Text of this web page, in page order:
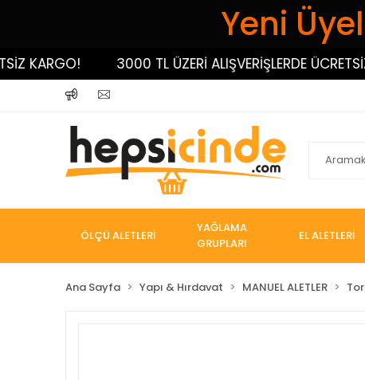
Yeni
3000 TL ÜZERİ ALIŞVERİŞLERDE ÜCRETSİZ
ÖLÇÜ ALETLERİ
YAĞLAMA
GRUPLARI
EL ALETLERİ
Ana Sayfa Yapı & Hırdavat MANUEL ALETLER